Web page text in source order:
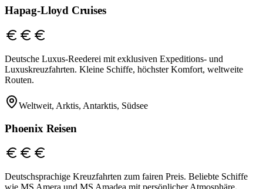
Hapag-Lloyd Cruises
Deutsche Luxus-Reederei mit exklusiven Expeditions- und
Luxuskreuzfahrten. Kleine Schiffe, höchster Komfort, weltweite
Routen.
Weltweit, Arktis, Antarktis, Südsee
Phoenix Reisen
Deutschsprachige Kreuzfahrten zum fairen Preis. Beliebte Schiffe